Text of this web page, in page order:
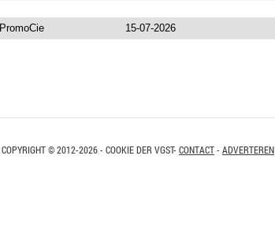
PromoCie 15-07-2026
COPYRIGHT © 2012-2026 - COOKIE DER VGST- CONTACT- ADVERTEREN